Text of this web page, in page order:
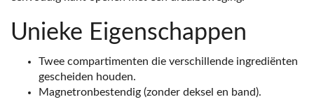
Unieke Eigenschappen
Twee compartimenten die verschillende ingrediënten
gescheiden houden.
Magnetronbestendig (zonder deksel en band).